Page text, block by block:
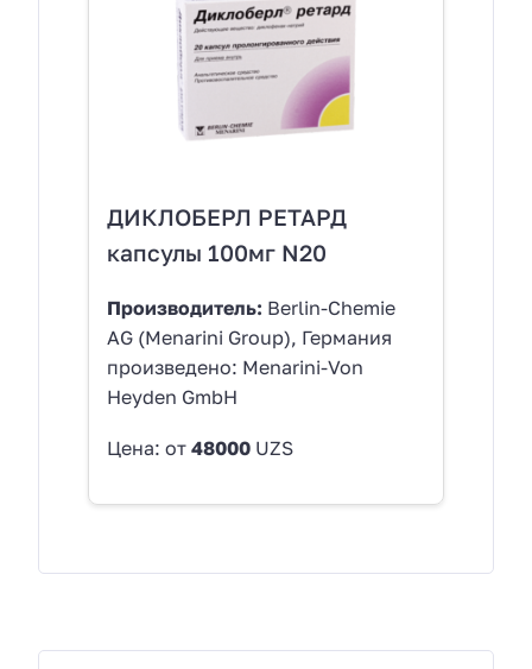
ДИКЛОБЕРЛ РЕТАРД
капсулы 100мг N20
Производитель: Berlin-Chemie
AG (Menarini Group), Германия
произведено: Menarini-Von
Heyden GmbH
Цена: от 48000 UZS